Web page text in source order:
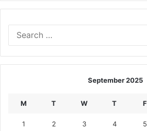
September 2025
M T W T F
1 2 3 4 5